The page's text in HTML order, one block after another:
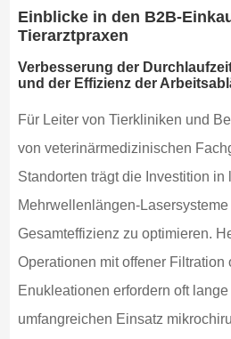
Einblicke in den B2B-
Tierarztpraxen
Verbesserung der
und der Effizienz der
Für Leiter von Tierkliniken und
von veterinärmedizinischen
Standorten trägt die Investition in
Mehrwellenlängen-
Gesamteffizienz zu optimieren.
Operationen mit offener Filtration
Enukleationen erfordern oft
umfangreichen Einsatz